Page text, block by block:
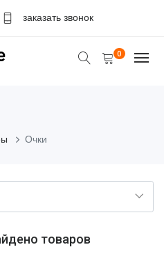
заказать звонок
0
Очки
товаров